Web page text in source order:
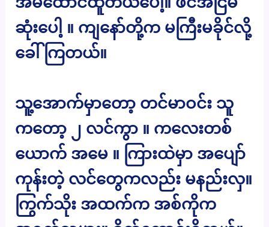
ဆုံးပေါ့ ။ ကျနော်တို့က မကြီးမခိုင်လို့
ခေါ်ကြတယ်။
သူ့အောက်မှာတော့ တင်မာဝင်း သူ
ကတော့ ၂ လင်ကွာ ။ ကလေးတစ်
ယောက် အမေ ။ ကြားထဲမှာ အပျော်
ကုန်းတဲ့ လင်တွေကလည်း မနည်းလှ။
ကြွက်သိုး အထက်က အစ်ကိုက